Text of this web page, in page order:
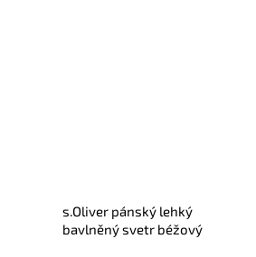
s.Oliver pánský lehký
bavlněný svetr béžový